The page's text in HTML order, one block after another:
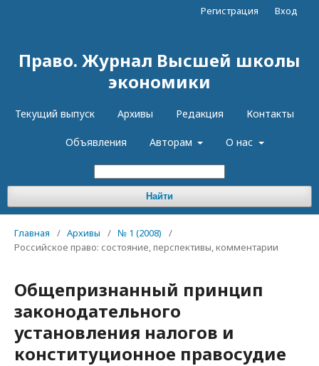
Право. Журнал Высшей школы
экономики
Текущий выпуск Архивы Редакция Контакты
Объявления Авторам О нас
Найти
Регистрация Вход
Главная / Архивы / № 1 (2008)
/
Российское право: состояние, перспективы, комментарии
Общепризнанный принцип
законодательного
установления налогов и
конституционное правосудие